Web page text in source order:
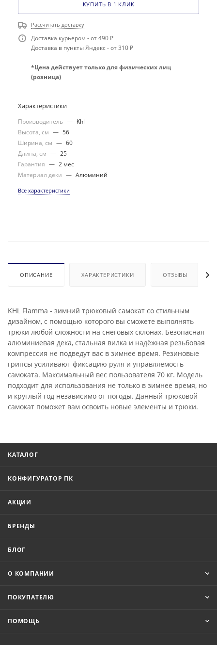
КУПИТЬ В 1 КЛИК
Рассчитать доставку
Доставка курьером - от 490 ₽
Доставка в пункты Яндекс - от 310 ₽
*Цена действует только для физических лиц
(розница)
Характеристики
Производитель — Khl
Высота, см — 56
Ширина, см — 60
Длина, см — 25
Гарантия — 2 мес
Материал деки — Алюминий
Все характеристики
ОПИСАНИЕ ХАРАКТЕРИСТИКИ ОТЗЫВЫ
KHL Flamma - зимний трюковый самокат со стильным
дизайном, с помощью которого вы сможете выполнять
трюки любой сложности на снеговых склонах. Безопасная
алюминиевая дека, стальная вилка и надёжная резьбовая
компрессия не подведут вас в зимнее время. Резиновые
грипсы усиливают фиксацию руля и управляемость
самоката. Максимальный вес пользователя 70 кг. Модель
подходит для использования не только в зимнее время, но
и круглый год независимо от погоды. Данный трюковой
самокат поможет вам освоить новые элементы и трюки.
КАТАЛОГ
КОНФИГУРАТОР ПК
АКЦИИ
БРЕНДЫ
БЛОГ
О КОМПАНИИ
ПОКУПАТЕЛЮ
ПОМОЩЬ